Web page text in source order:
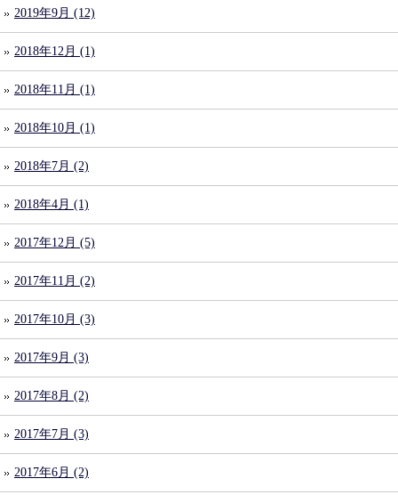
2019年9月 (12)
2018年12月 (1)
2018年11月 (1)
2018年10月 (1)
2018年7月 (2)
2018年4月 (1)
2017年12月 (5)
2017年11月 (2)
2017年10月 (3)
2017年9月 (3)
2017年8月 (2)
2017年7月 (3)
2017年6月 (2)